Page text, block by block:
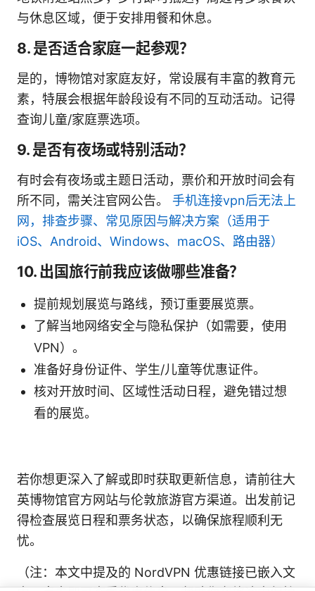
与休息区域，便于安排用餐和休息。
8. 是否适合家庭一起参观？
是的，博物馆对家庭友好，常设展有丰富的教育元
素，特展会根据年龄段设有不同的互动活动。记得
查询儿童/家庭票选项。
9. 是否有夜场或特别活动？
有时会有夜场或主题日活动，票价和开放时间会有
所不同，需关注官网公告。 手机连接vpn后无法上
网，排查步骤、常见原因与解决方案（适用于
iOS、Android、Windows、macOS、路由器）
10. 出国旅行前我应该做哪些准备？
提前规划展览与路线，预订重要展览票。
了解当地网络安全与隐私保护（如需要，使用
VPN）。
准备好身份证件、学生/儿童等优惠证件。
核对开放时间、区域性活动日程，避免错过想
看的展览。
若你想更深入了解或即时获取更新信息，请前往大
英博物馆官方网站与伦敦旅游官方渠道。出发前记
得检查展览日程和票务状态，以确保旅程顺利无
忧。
（注：本文中提及的 NordVPN 优惠链接已嵌入文